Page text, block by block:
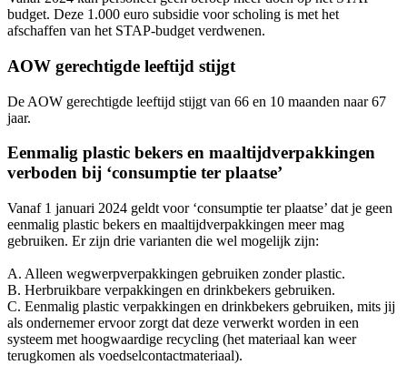
budget. Deze 1.000 euro subsidie voor scholing is met het
afschaffen van het STAP-budget verdwenen.
AOW gerechtigde leeftijd stijgt
De AOW gerechtigde leeftijd stijgt van 66 en 10 maanden naar 67
jaar.
Eenmalig plastic bekers en maaltijdverpakkingen
verboden bij ‘consumptie ter plaatse’
Vanaf 1 januari 2024 geldt voor ‘consumptie ter plaatse’ dat je geen
eenmalig plastic bekers en maaltijdverpakkingen meer mag
gebruiken. Er zijn drie varianten die wel mogelijk zijn:
A. Alleen wegwerpverpakkingen gebruiken zonder plastic.
B. Herbruikbare verpakkingen en drinkbekers gebruiken.
C. Eenmalig plastic verpakkingen en drinkbekers gebruiken, mits jij
als ondernemer ervoor zorgt dat deze verwerkt worden in een
systeem met hoogwaardige recycling (het materiaal kan weer
terugkomen als voedselcontactmateriaal).